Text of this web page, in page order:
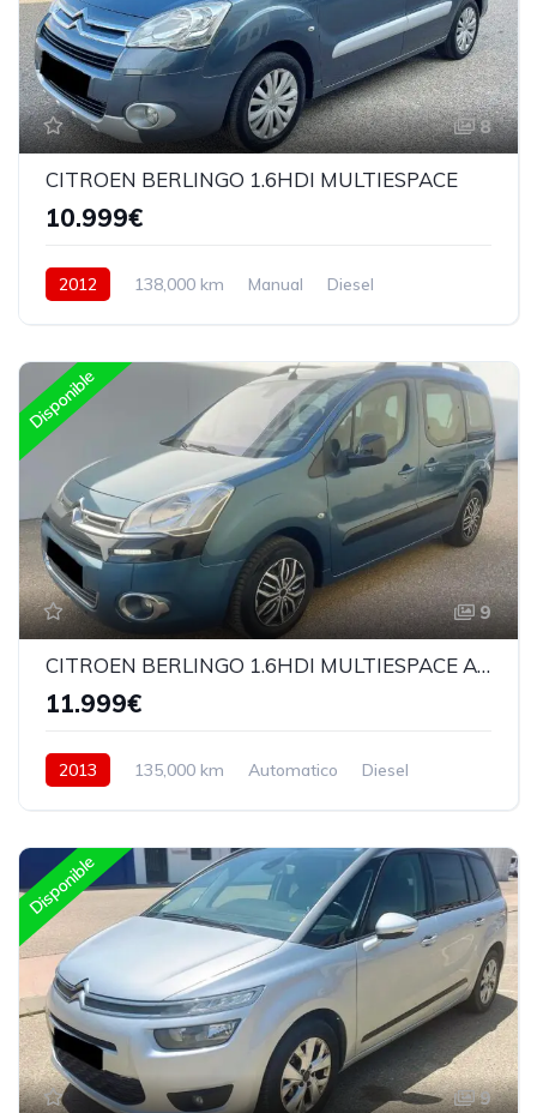
8
CITROEN BERLINGO 1.6HDI MULTIESPACE
10.999€
2012 138,000 km Manual
Diesel
Disponible
9
CITROEN BERLINGO 1.6HDI MULTIESPACE AUTOMATICA
11.999€
2013 135,000 km Automatico
Diesel
Disponible
9